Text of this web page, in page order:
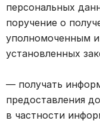
персональных
поручение о
уполномоченным
установленных
— получать
предоставления
в частности